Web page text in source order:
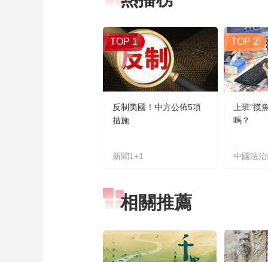
TOP 1
反制美國！中方公佈5項
措施
新聞1+1
TOP 2
上班“摸
嗎？
中國法
相關推薦